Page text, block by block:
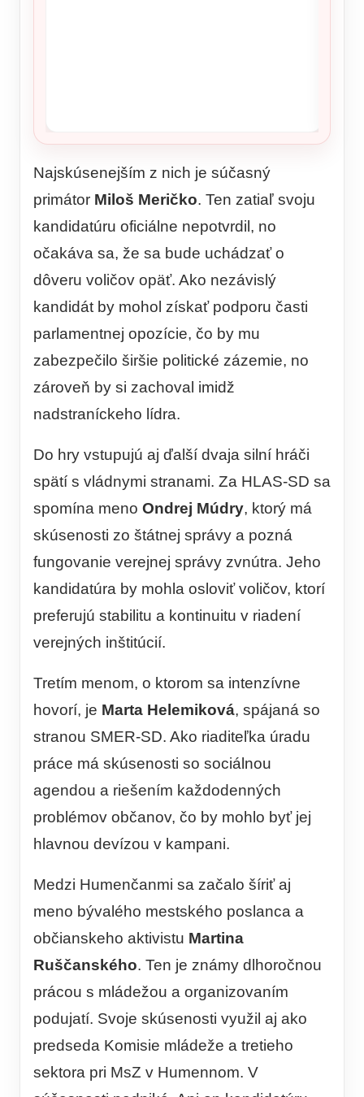
Najskúsenejším z nich je súčasný
primátor Miloš Meričko. Ten zatiaľ svoju
kandidatúru oficiálne nepotvrdil, no
očakáva sa, že sa bude uchádzať o
dôveru voličov opäť. Ako nezávislý
kandidát by mohol získať podporu časti
parlamentnej opozície, čo by mu
zabezpečilo širšie politické zázemie, no
zároveň by si zachoval imidž
nadstraníckeho lídra.
Do hry vstupujú aj ďalší dvaja silní hráči
spätí s vládnymi stranami. Za HLAS-SD sa
spomína meno Ondrej Múdry, ktorý má
skúsenosti zo štátnej správy a pozná
fungovanie verejnej správy zvnútra. Jeho
kandidatúra by mohla osloviť voličov, ktorí
preferujú stabilitu a kontinuitu v riadení
verejných inštitúcií.
Tretím menom, o ktorom sa intenzívne
hovorí, je Marta Helemiková, spájaná so
stranou SMER-SD. Ako riaditeľka úradu
práce má skúsenosti so sociálnou
agendou a riešením každodenných
problémov občanov, čo by mohlo byť jej
hlavnou devízou v kampani.
Medzi Humenčanmi sa začalo šíriť aj
meno bývalého mestského poslanca a
občianskeho aktivistu Martina
Ruščanského. Ten je známy dlhoročnou
prácou s mládežou a organizovaním
podujatí. Svoje skúsenosti využil aj ako
predseda Komisie mládeže a tretieho
sektora pri MsZ v Humennom. V